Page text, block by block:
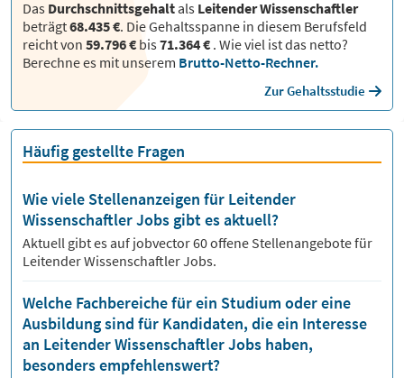
Das Durchschnittsgehaltals Leitender Wissenschaftler
beträgt68.435 €. Die Gehaltsspanne in diesem Berufsfeld
reicht von 59.796 € bis71.364 € . Wie viel ist das netto?
Berechne es mit unserem Brutto-Netto-Rechner.
Zur Gehaltsstudie
Häufig gestellte Fragen
Wie viele Stellenanzeigen für Leitender
Wissenschaftler Jobs gibt es aktuell?
Aktuell gibt es auf jobvector60offene Stellenangebote für
Leitender Wissenschaftler Jobs.
Welche Fachbereiche für ein Studium oder eine
Ausbildung sind für Kandidaten, die ein Interesse
an Leitender Wissenschaftler Jobs haben,
besonders empfehlenswert?